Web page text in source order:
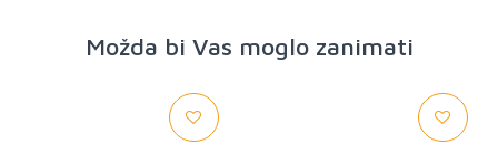
Možda bi Vas moglo zanimati